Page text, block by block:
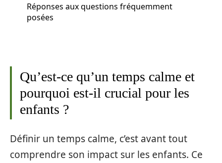
Réponses aux questions fréquemment
posées
Qu’est-ce qu’un temps calme et
pourquoi est-il crucial pour les
enfants ?
Définir un temps calme, c’est avant tout
comprendre son impact sur les enfants. Ce